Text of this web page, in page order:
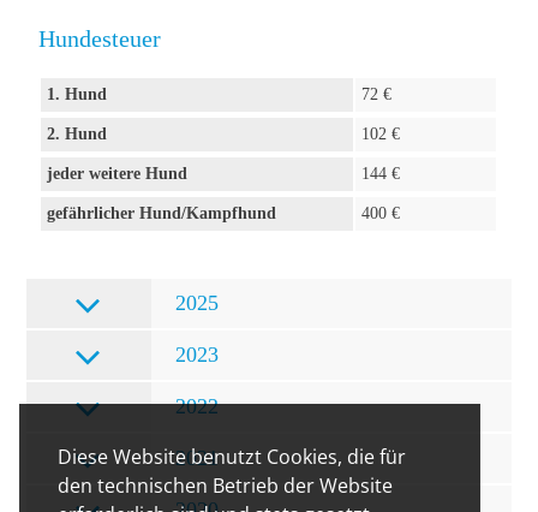
Diese Website benutzt Cookies, die für
den technischen Betrieb der Website
Hundesteuer
1. Hund 72 €
2. Hund 102 €
jeder weitere Hund 144 €
gefährlicher Hund/Kampfhund 400 €
2025
2023
2022
2021